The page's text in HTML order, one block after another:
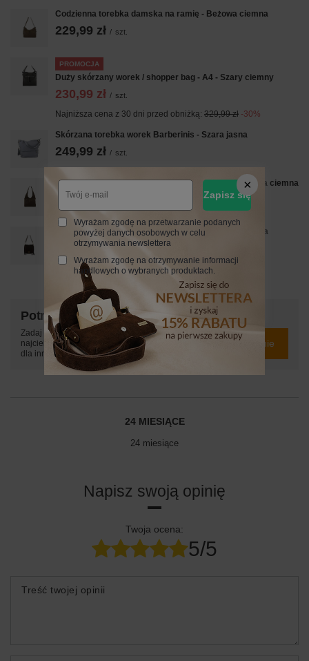
Codzienna torebka damska na ramię - Beżowa ciemna
229,99 zł / szt.
PROMOCJA
Duży skórzany worek / shopper bag - A4 - Szary ciemny
230,99 zł / szt.
Najniższa cena z 30 dni przed obniżką: 329,99 zł -30%
Skórzana torebka worek Barberinis - Szara jasna
249,99 zł / szt.
Modna torebka worek na szerokim uchwycie - Beżowa ciemna
259,99 zł
Zamszowa torebka boho z frędzlami - Brązowa ciemna
219,99 zł
Potrzebujesz pomocy? Masz pytania?
Zadaj pytanie a my odpowiemy niezwłocznie,
najciekawsze pytania i odpowiedzi publikując
dla innych.
Zadaj pytanie
24 MIESIĄCE
24 miesiące
Napisz swoją opinię
Twoja ocena:
5/5
Treść twojej opinii
Zapisz się
Wyrażam zgodę na przetwarzanie podanych
powyżej danych osobowych w celu
otrzymywania newslettera
Wyrażam zgodę na otrzymywanie informacji
handlowych o wybranych produktach.